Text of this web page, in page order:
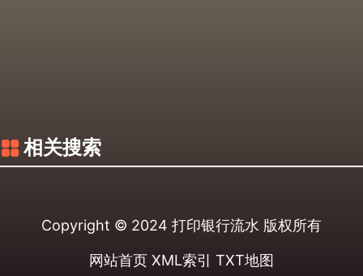
相关搜索
Copyright © 2024 打印银行流水 版权所有
网站首页 XML索引 TXT地图